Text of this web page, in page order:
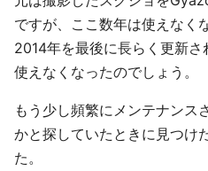
ですが、ここ数年は使えなく
2014年を最後に長らく更新
使えなくなったのでしょう。
もう少し頻繁にメンテナンス
かと探していたときに見つけ
た。